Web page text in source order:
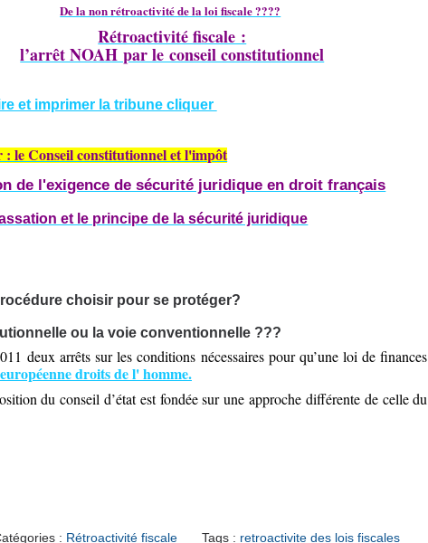
De la non rétroactivité de la loi fiscale ????
Rétroactivité fiscale :
l’arrêt NOAH par le conseil constitutionnel
et imprimer la tribune cliquer
: le Conseil constitutionnel et l'impôt
de l'exigence de sécurité juridique en droit français
et le principe de la sécurité juridique
choisir pour se protéger?
ou la voie conventionnelle ???
deux arrêts sur les conditions nécessaires pour qu’une loi de finances
droits de l' homme.
du conseil d’état est fondée sur une approche différente de celle du
: Rétroactivité fiscale Tags : retroactivite des lois fiscales